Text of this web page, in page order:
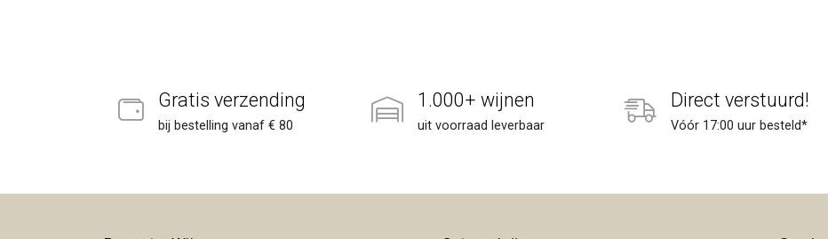
Gratis verzending
bij bestelling vanaf € 80
1.000+ wijnen
uit voorraad leverbaar
Direct verstuurd!
Vóór 17:00 uur besteld*